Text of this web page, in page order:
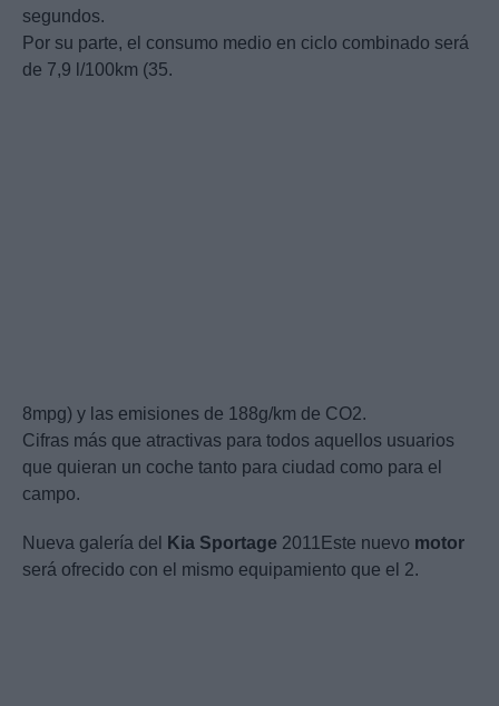
segundos.
Por su parte, el consumo medio en ciclo combinado será
de 7,9 l/100km (35.
8mpg) y las emisiones de 188g/km de CO2.
Cifras más que atractivas para todos aquellos usuarios
que quieran un coche tanto para ciudad como para el
campo.
Nueva galería del Kia Sportage 2011Este nuevo motor
será ofrecido con el mismo equipamiento que el 2.